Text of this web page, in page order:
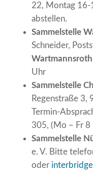
22, Montag
abstellen.
Sammelstelle
Schneider,
Wartmannsroth
Uhr
Sammelstelle
Regenstraße 3,
Termin-
305, (Mo – Fr 8
Sammelstelle
e. V. Bitte
oder